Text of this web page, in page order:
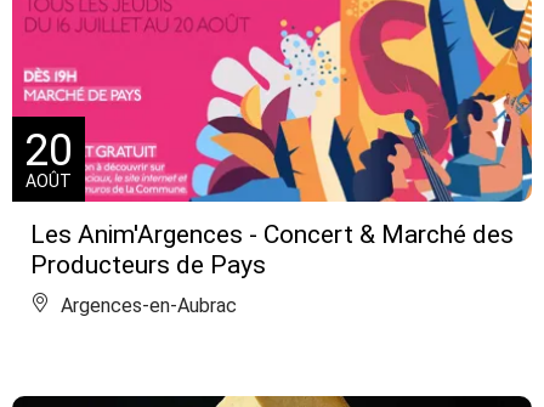
Les Anim'Argences - Concert & Marché des
Producteurs de Pays
20
AOÛT
Argences-en-Aubrac